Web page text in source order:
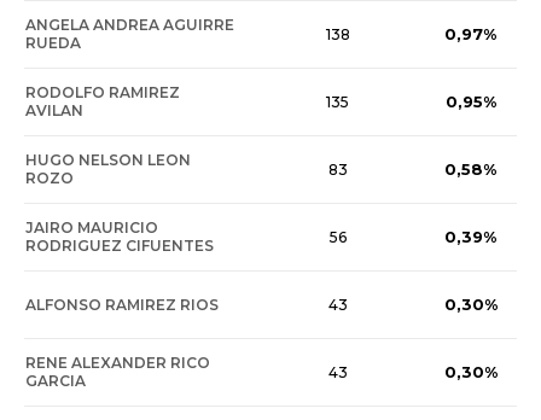
ANGELA ANDREA AGUIRRE
RUEDA
138 0,97%
RODOLFO RAMIREZ
AVILAN
135 0,95%
HUGO NELSON LEON
ROZO
83 0,58%
JAIRO MAURICIO
RODRIGUEZ CIFUENTES
56 0,39%
ALFONSO RAMIREZ RIOS 43 0,30%
RENE ALEXANDER RICO
GARCIA
43 0,30%